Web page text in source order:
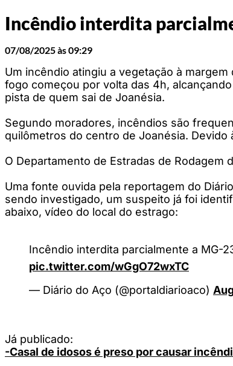
Incêndio interdita
07/08/2025 às 09:29
Um incêndio atingiu a vegetação à
fogo começou por volta das 4h,
pista de quem sai de Joanésia.
Segundo moradores, incêndios são
quilômetros do centro de Joanésia.
O Departamento de Estradas de Rodagem
Uma fonte ouvida pela reportagem do
sendo investigado, um suspeito já foi
abaixo, vídeo do local do estrago:
Incêndio interdita parcialmente a MG-
pic.twitter.com/wGgO72wxTC
— Diário do Aço (@portaldiarioaco)
Já publicado:
-Casal de idosos é preso por causar